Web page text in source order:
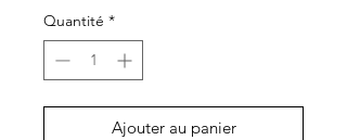
Quantité *
Ajouter au panier